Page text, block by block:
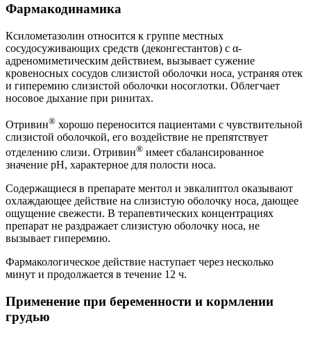
Фармакодинамика
Ксилометазолин относится к группе местных
сосудосуживающих средств (деконгестантов) с α-
адреномиметическим действием, вызывает сужение
кровеносных сосудов слизистой оболочки носа, устраняя отек
и гиперемию слизистой оболочки носоглотки. Облегчает
носовое дыхание при ринитах.
Отривин® хорошо переносится пациентами с чувствительной
слизистой оболочкой, его воздействие не препятствует
отделению слизи. Отривин® имеет сбалансированное
значение рН, характерное для полости носа.
Содержащиеся в препарате ментол и эвкалиптол оказывают
охлаждающее действие на слизистую оболочку носа, дающее
ощущение свежести. В терапевтических концентрациях
препарат не раздражает слизистую оболочку носа, не
вызывает гиперемию.
Фармакологическое действие наступает через несколько
минут и продолжается в течение 12 ч.
Применение при беременности и кормлении
грудью